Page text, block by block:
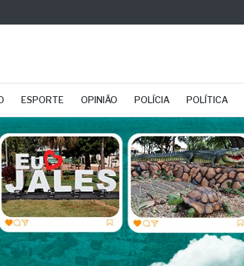
ESPORTE OPINIÃO POLÍCIA POLÍTICA